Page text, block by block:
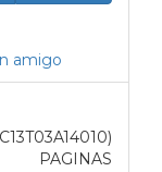
amigo